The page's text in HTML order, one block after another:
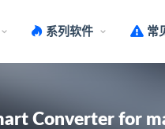
系列软件 常
Converter for